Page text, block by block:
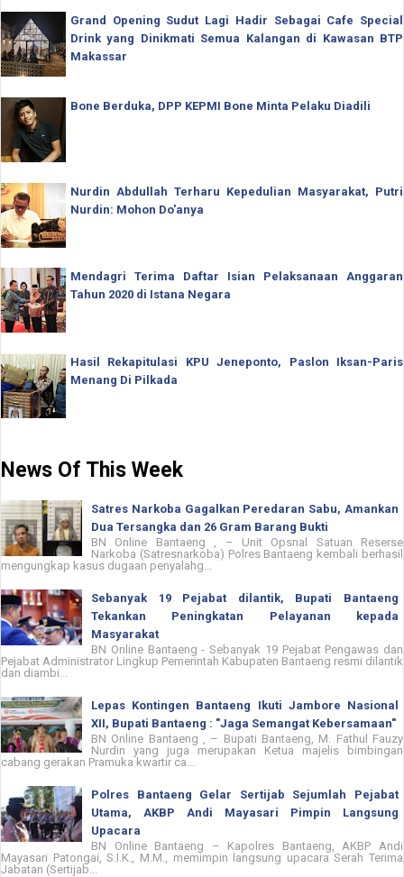
Grand Opening Sudut Lagi Hadir Sebagai Cafe Special
Drink yang Dinikmati Semua Kalangan di Kawasan BTP
Makassar
Bone Berduka, DPP KEPMI Bone Minta Pelaku Diadili
Nurdin Abdullah Terharu Kepedulian Masyarakat, Putri
Nurdin: Mohon Do'anya
Mendagri Terima Daftar Isian Pelaksanaan Anggaran
Tahun 2020 di Istana Negara
Hasil Rekapitulasi KPU Jeneponto, Paslon Iksan-Paris
Menang Di Pilkada
News Of This Week
Satres Narkoba Gagalkan Peredaran Sabu, Amankan
Dua Tersangka dan 26 Gram Barang Bukti
BN Online Bantaeng , – Unit Opsnal Satuan Reserse
Narkoba (Satresnarkoba) Polres Bantaeng kembali berhasil
mengungkap kasus dugaan penyalahg...
Sebanyak 19 Pejabat dilantik, Bupati Bantaeng
Tekankan Peningkatan Pelayanan kepada
Masyarakat
BN Online Bantaeng - Sebanyak 19 Pejabat Pengawas dan
Pejabat Administrator Lingkup Pemerintah Kabupaten Bantaeng resmi dilantik
dan diambi...
Lepas Kontingen Bantaeng Ikuti Jambore Nasional
XII, Bupati Bantaeng : "Jaga Semangat Kebersamaan"
BN Online Bantaeng , – Bupati Bantaeng, M. Fathul Fauzy
Nurdin yang juga merupakan Ketua majelis bimbingan
cabang gerakan Pramuka kwartir ca...
Polres Bantaeng Gelar Sertijab Sejumlah Pejabat
Utama, AKBP Andi Mayasari Pimpin Langsung
Upacara
BN Online Bantaeng – Kapolres Bantaeng, AKBP Andi
Mayasari Patongai, S.I.K., M.M., memimpin langsung upacara Serah Terima
Jabatan (Sertijab...